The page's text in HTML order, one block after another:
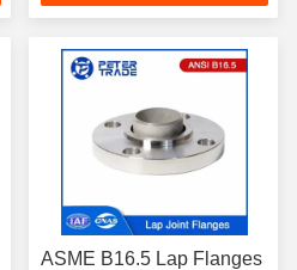
Tekanan Tinggi
ASME B16.5 Lap Flanges